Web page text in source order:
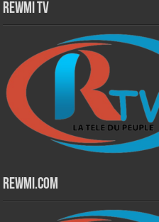
Rewmi TV
Rewmi.Com